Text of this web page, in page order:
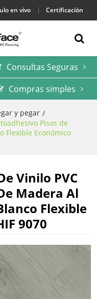
en vivo Certificación
Consultas Seguras
Compras simples
y pegar /
Pisos de
Flexible Económico
Vinilo PVC
Madera Al
Flexible
9070